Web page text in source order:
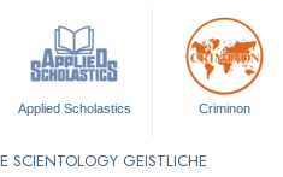
Applied Scholastics Criminon
SCIENTOLOGY GEISTLICHE